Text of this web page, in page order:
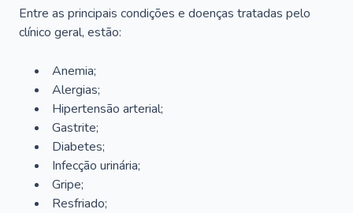
Entre as principais condições e doenças tratadas pelo
clínico geral, estão:
Anemia;
Alergias;
Hipertensão arterial;
Gastrite;
Diabetes;
Infecção urinária;
Gripe;
Resfriado;